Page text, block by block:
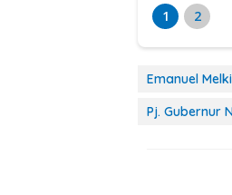
1
2
Emanuel
Pj. Gubernur